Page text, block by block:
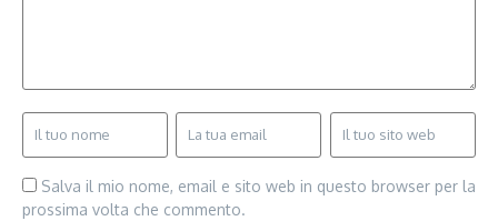
Salva il mio nome, email e sito web in questo browser per la
prossima volta che commento.